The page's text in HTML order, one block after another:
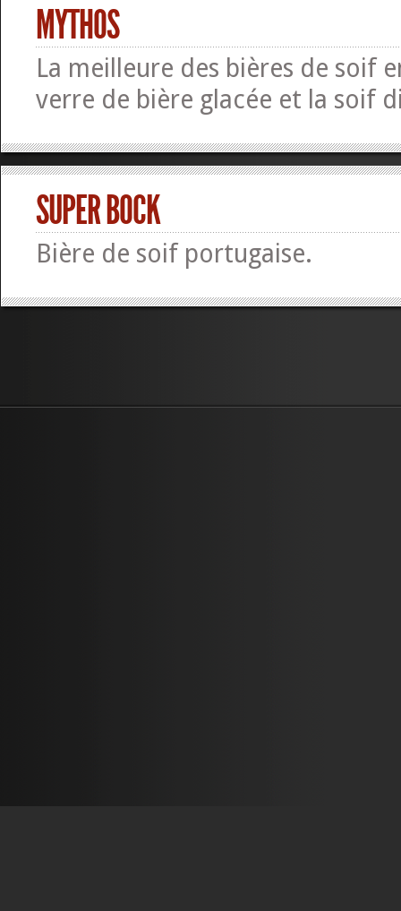
MYTHOS
La meilleure des bières de soif
verre de bière glacée et la soif
SUPER BOCK
Bière de soif portugaise.